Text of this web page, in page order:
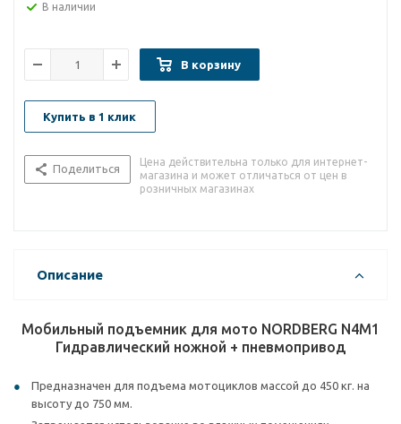
В наличии
В корзину
Купить в 1 клик
Поделиться
Цена действительна только для интернет-
магазина и может отличаться от цен в
розничных магазинах
Описание
Мобильный подъемник для мото NORDBERG N4M1
Гидравлический ножной + пневмопривод
Предназначен для подъема мотоциклов массой до 450 кг. на
высоту до 750 мм.